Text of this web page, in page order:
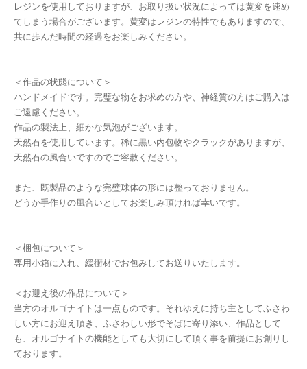
レジンを使用しておりますが、お取り扱い状況によっては黄変を速め
てしまう場合がございます。黄変はレジンの特性でもありますので、
共に歩んだ時間の経過をお楽しみください。
＜作品の状態について＞
ハンドメイドです。完璧な物をお求めの方や、神経質の方はご購入は
ご遠慮ください。
作品の製法上、細かな気泡がございます。
天然石を使用しています。稀に黒い内包物やクラックがありますが、
天然石の風合いですのでご容赦ください。
また、既製品のような完璧球体の形には整っておりません。
どうか手作りの風合いとしてお楽しみ頂ければ幸いです。
＜梱包について＞
専用小箱に入れ、緩衝材でお包みしてお送りいたします。
＜お迎え後の作品について＞
当方のオルゴナイトは一点ものです。それゆえに持ち主としてふさわ
しい方にお迎え頂き、ふさわしい形でそばに寄り添い、作品として
も、オルゴナイトの機能としても大切にして頂く事を前提にお創りし
ております。